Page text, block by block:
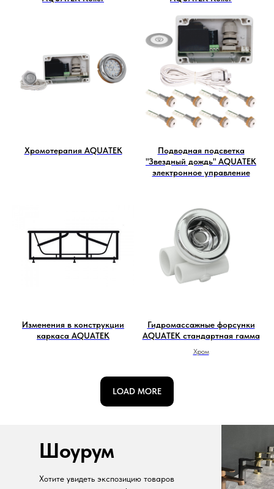
Хромотерапия AQUATEK
Подводная подсветка
"Звездный дождь" AQUATEK
электронное управление
Изменения в конструкции
каркаса AQUATEK
Гидромассажные форсунки
AQUATEK стандартная гамма
Хром
LOAD MORE
Шоурум
Хотите увидеть экспозицию товаров